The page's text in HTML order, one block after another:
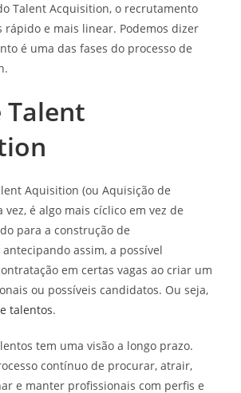
Talent Acquisition, o recrutamento
rápido e mais linear. Podemos dizer
é uma das fases do processo de
Talent
Aquisition (ou Aquisição de
vez, é algo mais cíclico em vez de
para a construção de
assim, a possível
em certas vagas ao criar um
ou possíveis candidatos. Ou seja,
talentos.
tem uma visão a longo prazo.
contínuo de procurar, atrair,
e manter profissionais com perfis e